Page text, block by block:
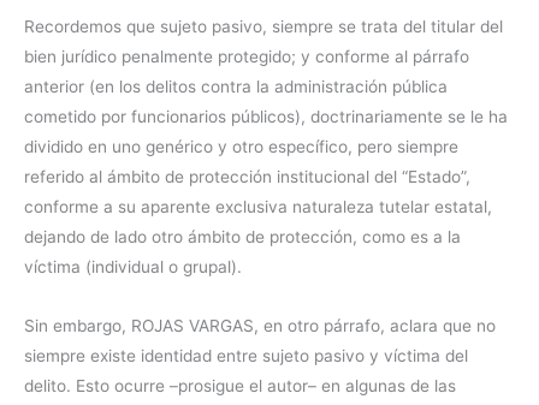
Recordemos que sujeto pasivo, siempre se trata del titular del
bien jurídico penalmente protegido; y conforme al párrafo
anterior (en los delitos contra la administración pública
cometido por funcionarios públicos), doctrinariamente se le ha
dividido en uno genérico y otro específico, pero siempre
referido al ámbito de protección institucional del “Estado”,
conforme a su aparente exclusiva naturaleza tutelar estatal,
dejando de lado otro ámbito de protección, como es a la
víctima (individual o grupal).
Sin embargo, ROJAS VARGAS, en otro párrafo, aclara que no
siempre existe identidad entre sujeto pasivo y víctima del
delito. Esto ocurre –prosigue el autor– en algunas de las